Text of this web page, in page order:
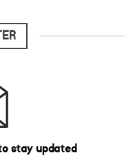
stay updated.